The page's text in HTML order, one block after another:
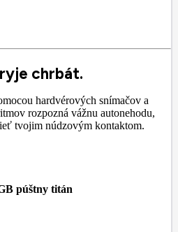
chrbát.
hardvérových snímačov a
rozpozná vážnu autonehodu,
tvojim núdzovým kontaktom.
púštny titán